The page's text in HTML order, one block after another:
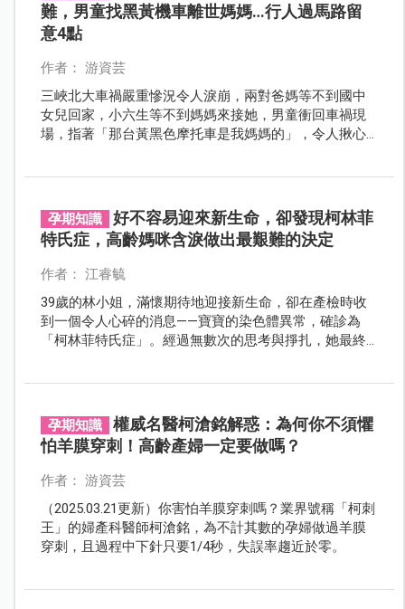
難，男童找黑黃機車離世媽媽…行人過馬路留
意4點
作者： 游資芸
三峽北大車禍嚴重慘況令人淚崩，兩對爸媽等不到國中
女兒回家，小六生等不到媽媽來接她，男童衝回車禍現
場，指著「那台黃黑色摩托車是我媽媽的」，令人揪心
孕期知識
好不容易迎來新生命，卻發現柯林菲
特氏症，高齡媽咪含淚做出最艱難的決定
作者： 江睿毓
39歲的林小姐，滿懷期待地迎接新生命，卻在產檢時收
到一個令人心碎的消息——寶寶的染色體異常，確診為
「柯林菲特氏症」。經過無數次的思考與掙扎，她最終
孕期知識
權威名醫柯滄銘解惑：為何你不須懼
怕羊膜穿刺！高齡產婦一定要做嗎？
作者： 游資芸
（2025.03.21更新）你害怕羊膜穿刺嗎？業界號稱「柯刺
王」的婦產科醫師柯滄銘，為不計其數的孕婦做過羊膜
穿刺，且過程中下針只要1/4秒，失誤率趨近於零。